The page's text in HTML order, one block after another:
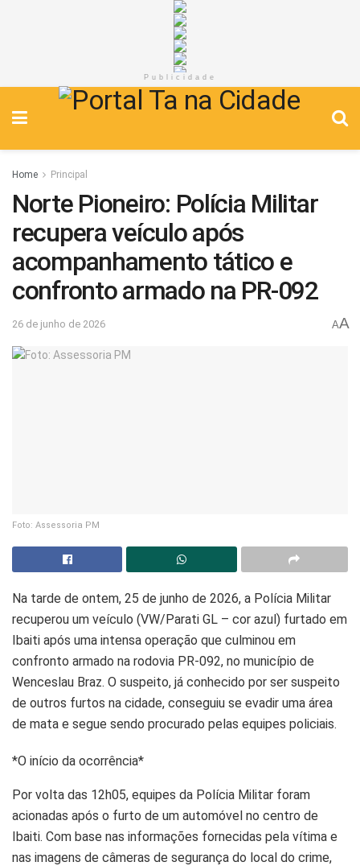
Publicidade
Home Principal
Norte Pioneiro: Polícia Militar
recupera veículo após
acompanhamento tático e
confronto armado na PR-092
26 de junho de 2026 AA
Foto: Assessoria PM
Na tarde de ontem, 25 de junho de 2026, a Polícia Militar
recuperou um veículo (VW/Parati GL – cor azul) furtado em
Ibaiti após uma intensa operação que culminou em
confronto armado na rodovia PR-092, no município de
Wenceslau Braz. O suspeito, já conhecido por ser suspeito
de outros furtos na cidade, conseguiu se evadir uma área
de mata e segue sendo procurado pelas equipes policiais.
*O início da ocorrência*
Por volta das 12h05, equipes da Polícia Militar foram
acionadas após o furto de um automóvel no centro de
Ibaiti. Com base nas informações fornecidas pela vítima e
nas imagens de câmeras de segurança do local do crime,